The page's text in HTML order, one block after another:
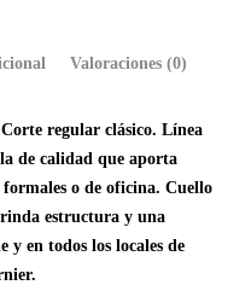
Valoraciones (0)
regular clásico. Línea
de calidad que aporta
o de oficina. Cuello
estructura y una
en todos los locales de